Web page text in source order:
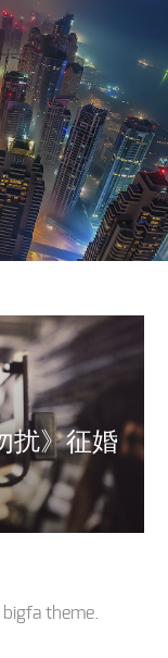
扰》征婚
bigfa theme.